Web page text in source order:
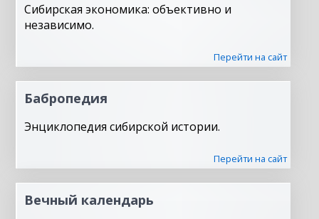
Сибирская экономика: объективно и
независимо.
Перейти на сайт
Бабропедия
Энциклопедия сибирской истории.
Перейти на сайт
Вечный календарь